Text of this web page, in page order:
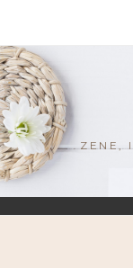
content
ZENE,